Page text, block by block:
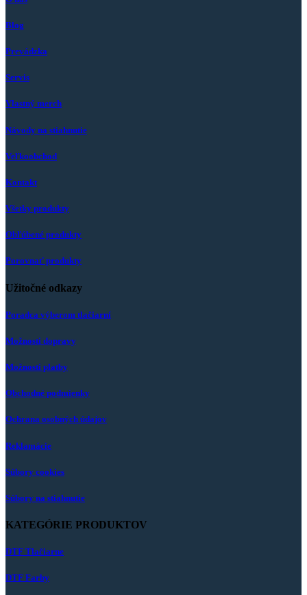
Blog
Prevádzka
Servis
Vlastný merch
Návody na stiahnutie
Veľkoobchod
Kontakt
Všetky produkty
Obľúbené produkty
Porovnať produkty
Užitočné odkazy
Poradca výberom tlačiarní
Možnosti dopravy
Možnosti platby
Obchodné podmienky
Ochrana osobných údajov
Reklamácie
Súbory cookies
Súbory na stiahnutie
KATEGÓRIE PRODUKTOV
DTF Tlačiarne
DTF Farby